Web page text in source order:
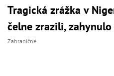
Tragická zrážka v
čelne zrazili,
Zahraničné